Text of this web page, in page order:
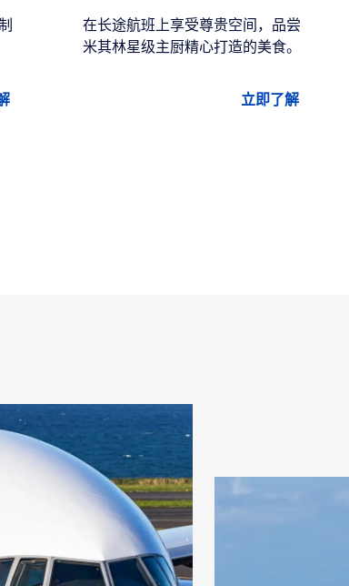
在长途航班上享受尊贵空间，品尝
米其林星级主厨精心打造的美食。
立即了解